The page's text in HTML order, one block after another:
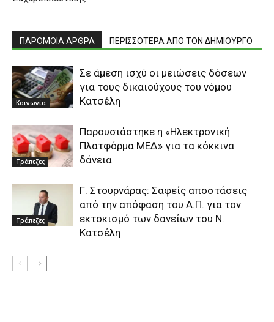
ΠΑΡΟΜΟΙΑ ΑΡΘΡΑ ΠΕΡΙΣΣΟΤΕΡΑ ΑΠΟ ΤΟΝ ΔΗΜΙΟΥΡΓΟ
Κοινωνία
Σε άμεση ισχύ οι μειώσεις δόσεων
για τους δικαιούχους του νόμου
Kατσέλη
Τράπεζες
Παρουσιάστηκε η «Ηλεκτρονική
Πλατφόρμα ΜΕΔ» για τα κόκκινα
δάνεια
Τράπεζες
Γ. Στουρνάρας: Σαφείς αποστάσεις
από την απόφαση του Α.Π. για τoν
εκτοκισμό των δανείων του Ν.
Κατσέλη